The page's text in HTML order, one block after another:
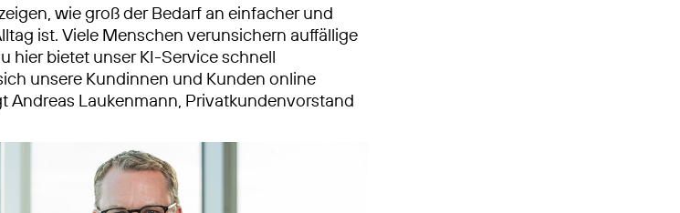
wie groß der Bedarf an einfacher und
ist. Viele Menschen verunsichern auffällige
hier bietet unser KI-Service schnell
unsere Kundinnen und Kunden online
Andreas Laukenmann, Privatkundenvorstand